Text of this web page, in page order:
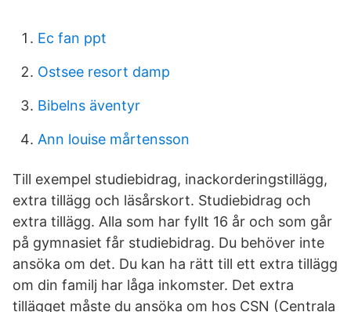
Ec fan ppt
Ostsee resort damp
Bibelns äventyr
Ann louise mårtensson
Till exempel studiebidrag, inackorderingstillägg,
extra tillägg och läsårskort. Studiebidrag och
extra tillägg. Alla som har fyllt 16 år och som går
på gymnasiet får studiebidrag. Du behöver inte
ansöka om det. Du kan ha rätt till ett extra tillägg
om din familj har låga inkomster. Det extra
tillägget måste du ansöka om hos CSN (Centrala